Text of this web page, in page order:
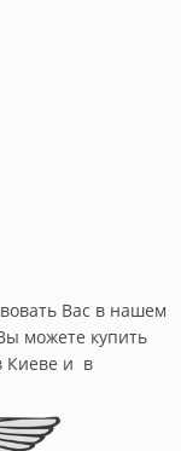
Вас в нашем
можете купить
Киеве и в